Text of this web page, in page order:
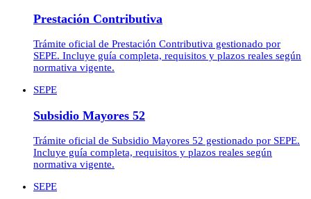
Prestación Contributiva
Trámite oficial de Prestación Contributiva gestionado por
SEPE. Incluye guía completa, requisitos y plazos reales según
normativa vigente.
SEPE
Subsidio Mayores 52
Trámite oficial de Subsidio Mayores 52 gestionado por SEPE.
Incluye guía completa, requisitos y plazos reales según
normativa vigente.
SEPE